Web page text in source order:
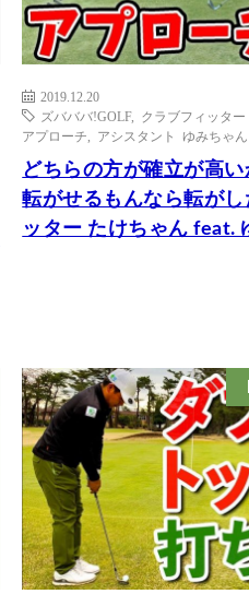
2019.12.20
ズバババ!GOLF, クラブフィッター
アプローチ
アシスタント ゆみちゃん
どちらの方が確立が高
転がせるもんなら転が
ッター たけちゃん feat.